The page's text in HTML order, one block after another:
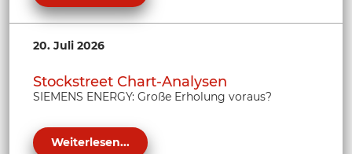
20. Juli 2026
Stockstreet Chart-Analysen
SIEMENS ENERGY: Große Erholung voraus?
Weiterlesen...